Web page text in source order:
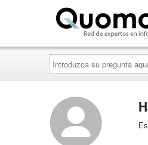
Introduzca
su
pregunta
aquí...